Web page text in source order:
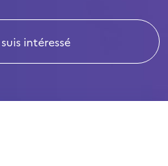
suis intéressé